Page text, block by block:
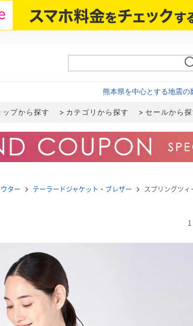
熊本県を中心とする地震
ップから探す カテゴリから探す セールから
ター navigate_next テーラードジャケット・ブレザー navigate_next スプリングツィ
1